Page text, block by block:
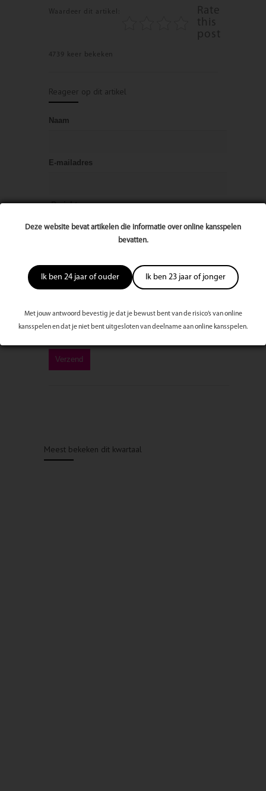
Deze website bevat artikelen die informatie over online kansspelen
bevatten.
Ik ben 24 jaar of ouder Ik ben 23 jaar of jonger
Met jouw antwoord bevestig je dat je bewust bent van de risico’s van online
kansspelen en dat je niet bent uitgesloten van deelname aan online kansspelen.
Waardeer dit artikel:
Rate
this
post
4739 keer bekeken
Reageer op dit artikel
Naam
E-mailadres
Bericht
Meest bekeken dit kwartaal